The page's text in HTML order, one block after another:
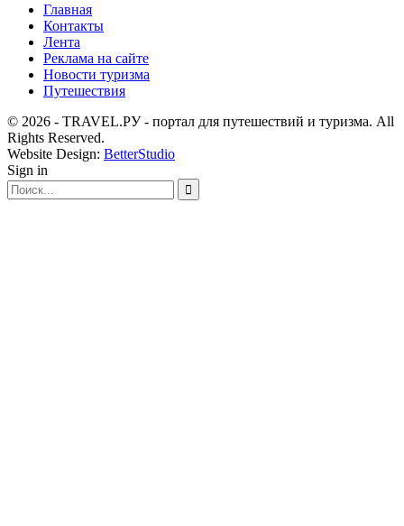
Главная
Контакты
Лента
Реклама на сайте
Новости туризма
Путешествия
© 2026 - TRAVEL.РУ - портал для путешествий и туризма. All
Rights Reserved.
Website Design: BetterStudio
Sign in